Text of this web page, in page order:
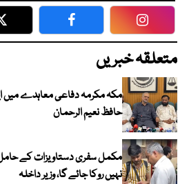
Twitter Facebook
متعلقہ خبریں
مکہ مکرمہ دفاعی معاہدے میں
حافظ نعیم الرحمان
مکمل سفری دستاویزات کے حامل
نہیں روکا جائے گا، وزیر داخلہ